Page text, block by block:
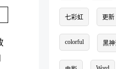
七彩虹 更新
colorful 黑